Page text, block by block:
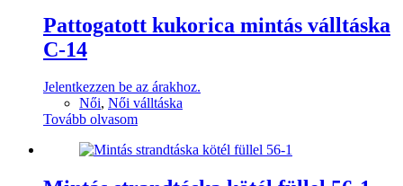
Pattogatott kukorica mintás válltáska
C-14
Jelentkezzen be az árakhoz.
Női, Női válltáska
Tovább olvasom